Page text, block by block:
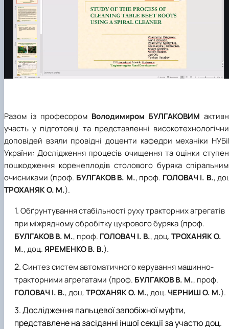
Разом із професором Володимиром БУЛГАКОВИМ
участь у підготовці та представленні
доповідей взяли провідні доценти кафедри механіки
України: Дослідження процесів очищення та оцінки
пошкодження коренеплодів столового буряка
очисниками (проф. БУЛГАКОВ В. М., проф. ГОЛОВАЧ І. В.,
ТРОХАНЯК О. М.).
Обґрунтування стабільності руху тракторних агрегатів
при міжрядному обробітку цукрового буряка (проф.
БУЛГАКОВ В. М., проф. ГОЛОВАЧ І. В., доц.ТРОХАНЯК О.
М., доц.ЯРЕМЕНКО В. В.).
Синтез систем автоматичного керування машинно-
тракторними агрегатами (проф. БУЛГАКОВ В. М., проф.
ГОЛОВАЧ І. В., доц.ТРОХАНЯК О. М., доц. ЧЕРНИШ О. М.).
Дослідження пальцевої запобіжної муфти,
представлене на засіданні іншої секції за участю доц.